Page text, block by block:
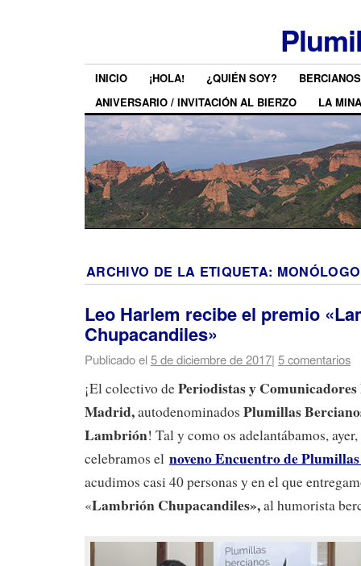
INICIO ¡HOLA! ¿QUIÉN SOY?
ANIVERSARIO / INVITACIÓN AL BIERZO
LA MINA
ARCHIVO DE LA ETIQUETA: MONÓLOGO
Leo Harlem recibe el premio
Chupacandiles»
Publicado el5 de diciembre de 2017| 5 comentarios
¡El colectivo dePeriodistas y
Madrid,autodenominados Plumillas
Lambrión! Tal y como os adelantábamos,
celebramos el noveno Encuentro de
acudimos casi 40 personas y en el que
«Lambrión Chupacandiles»,al humorista